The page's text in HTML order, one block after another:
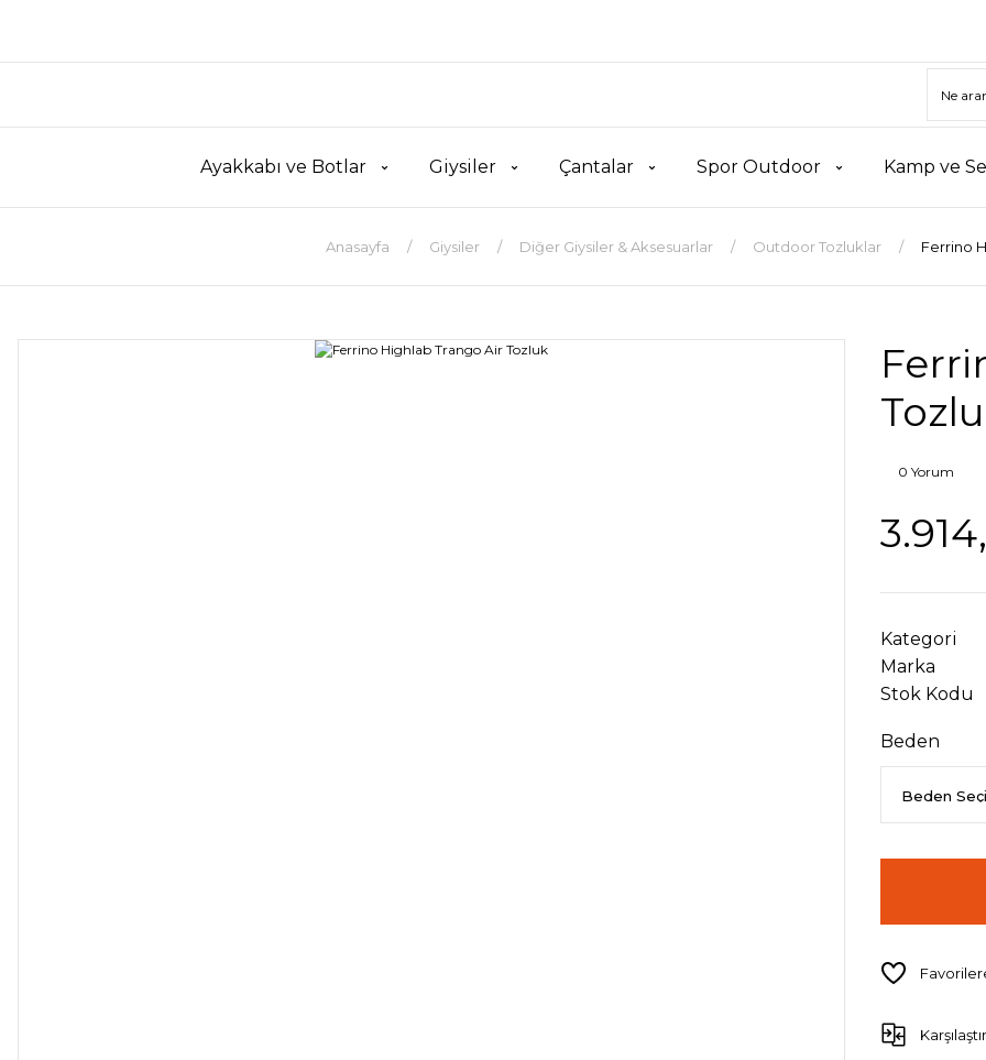
Ayakkabı ve Botlar Giysiler Çantalar Spor Outdoor Kamp ve
Anasayfa Giysiler Diğer Giysiler & Aksesuarlar Outdoor Tozluklar Ferrino
0 Yorum
Kategori
Marka
Stok Kodu
Beden
Karşılaştır